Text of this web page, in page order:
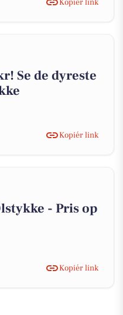
Se de dyreste
Kopiér link
- Pris op
Kopiér link